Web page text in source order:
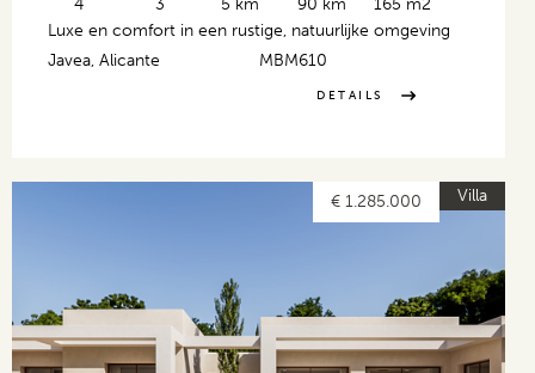
4 3 5 km 90 km
165 m2
Luxe en comfort in een rustige, natuurlijke omgeving
Javea, Alicante
MBM610
DETAILS
Villa
€ 1.285.000